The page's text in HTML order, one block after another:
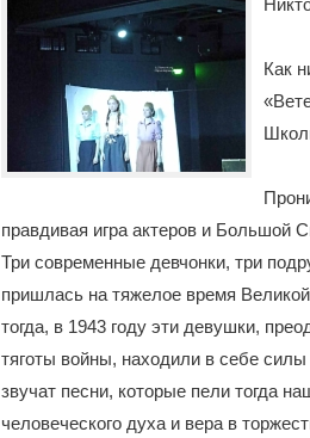
Как
правдивая игра актеров и Большой
Три современные девчонки, три
пришлась на тяжелое время
тогда, в 1943 году эти девушки,
тяготы войны, находили в себе
звучат песни, которые пели тогда
человеческого духа и вера в